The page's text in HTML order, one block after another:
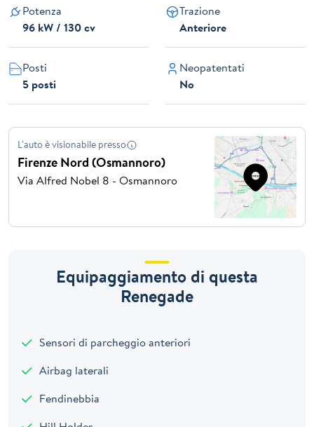
Potenza
96 kW / 130 cv
Trazione
Anteriore
Posti
5 posti
Neopatentati
No
L'auto è visionabile presso
Firenze Nord (Osmannoro)
Via Alfred Nobel 8 - Osmannoro
Equipaggiamento di questa
Renegade
Sensori di parcheggio anteriori
Airbag laterali
Fendinebbia